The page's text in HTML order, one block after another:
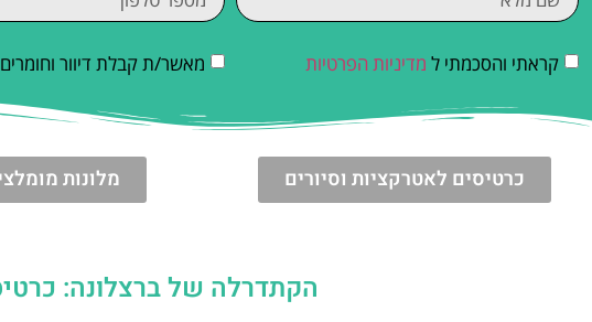
קראתי והסכמתי ל מדיניות הפרטיות מאשר/ת קבלת דיוור
כרטיסים לאטרקציות וסיורים מלונות
הקתדרלה של ברצלונה: